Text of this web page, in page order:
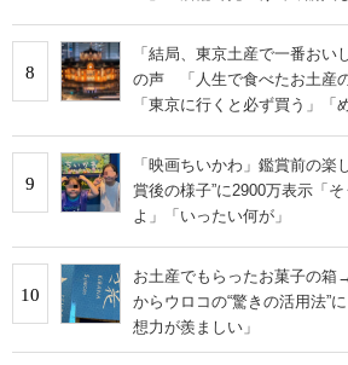
8
「結局、東京土産で一番おい
の声 「人生で食べたお土産
「東京に行くと必ず買う」「
9
「映画ちいかわ」鑑賞前の
賞後の様子”に2900万表示「
よ」「いったい何が」
10
お土産でもらったお菓子の
からウロコの“驚きの活用法”
想力が羨ましい」